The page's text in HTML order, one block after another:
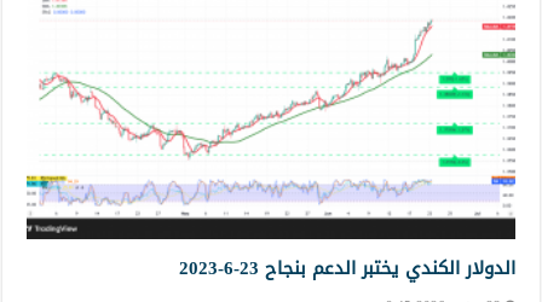
الدولار الكندي يختبر الدعم بنجاح 23-6-2023